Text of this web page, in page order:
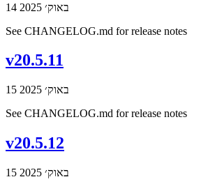
14 באוק׳ 2025
See CHANGELOG.md for release notes
v20.5.11
15 באוק׳ 2025
See CHANGELOG.md for release notes
v20.5.12
15 באוק׳ 2025